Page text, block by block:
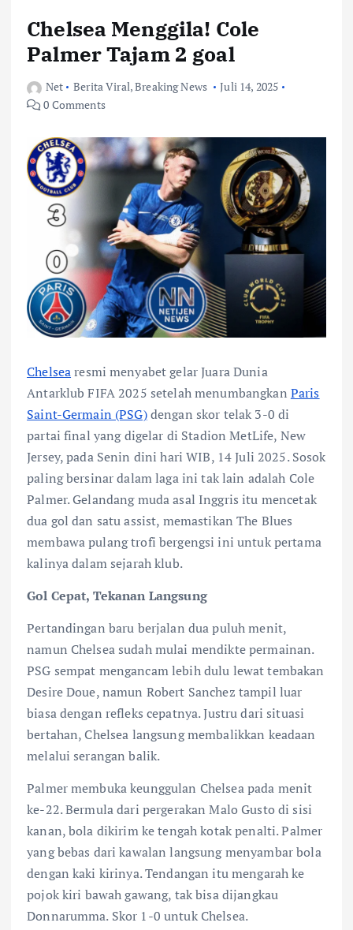
Chelsea Menggila! Cole
Palmer Tajam 2 goal
Net Berita Viral,Breaking News
Juli 14, 2025
0 Comments
Chelsearesmi menyabet gelar Juara Dunia
Antarklub FIFA 2025 setelah menumbangkan Paris
Saint-Germain (PSG)dengan skor telak 3-0 di
partai final yang digelar di Stadion MetLife, New
Jersey, pada Senin dini hari WIB, 14 Juli 2025. Sosok
paling bersinar dalam laga ini tak lain adalah Cole
Palmer. Gelandang muda asal Inggris itu mencetak
dua gol dan satu assist, memastikan The Blues
membawa pulang trofi bergengsi ini untuk pertama
kalinya dalam sejarah klub.
Gol Cepat, Tekanan Langsung
Pertandingan baru berjalan dua puluh menit,
namun Chelsea sudah mulai mendikte permainan.
PSG sempat mengancam lebih dulu lewat tembakan
Desire Doue, namun Robert Sanchez tampil luar
biasa dengan refleks cepatnya. Justru dari situasi
bertahan, Chelsea langsung membalikkan keadaan
melalui serangan balik.
Palmer membuka keunggulan Chelsea pada menit
ke-22. Bermula dari pergerakan Malo Gusto di sisi
kanan, bola dikirim ke tengah kotak penalti. Palmer
yang bebas dari kawalan langsung menyambar bola
dengan kaki kirinya. Tendangan itu mengarah ke
pojok kiri bawah gawang, tak bisa dijangkau
Donnarumma. Skor 1-0 untuk Chelsea.